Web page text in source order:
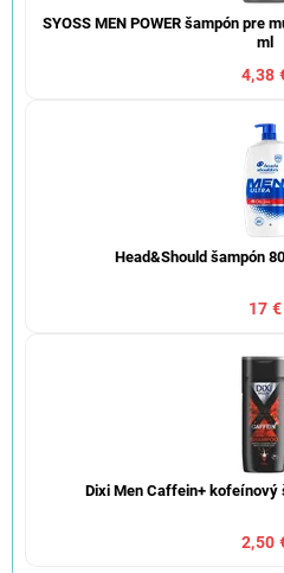
SYOSS MEN POWER šampón pre
ml
4,38
Head&Should šampón
17 €
Dixi Men Caffein+ kofeínový
2,50